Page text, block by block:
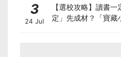
3
24 Jul
【選校攻略】讀書
定」先成材？「寶藏